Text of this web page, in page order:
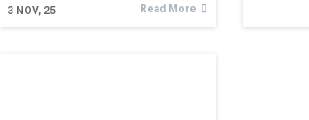
3 NOV, 25 Read More